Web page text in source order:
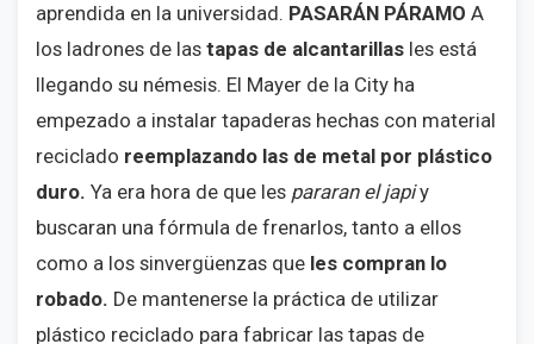
aprendida en la universidad. PASARÁN PÁRAMO A
los ladrones de las tapas de alcantarillas les está
llegando su némesis. El Mayer de la City ha
empezado a instalar tapaderas hechas con material
reciclado reemplazando las de metal por plástico
duro. Ya era hora de que les pararan el japiy
buscaran una fórmula de frenarlos, tanto a ellos
como a los sinvergüenzas que les compran lo
robado. De mantenerse la práctica de utilizar
plástico reciclado para fabricar las tapas de